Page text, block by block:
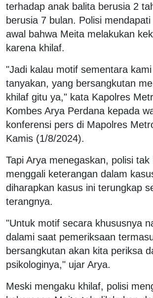
terhadap anak balita berusia 2
berusia 7 bulan. Polisi
awal bahwa Meita melakukan
karena khilaf.
"Jadi kalau motif sementara
tanyakan, yang bersangkutan
khilaf gitu ya," kata Kapolres
Kombes Arya Perdana kepada
konferensi pers di Mapolres
Kamis (1/8/2024).
Tapi Arya menegaskan, polisi tak
menggali keterangan dalam
diharapkan kasus ini terungkap
terangnya.
"Untuk motif secara khususnya
dalami saat pemeriksaan
bersangkutan akan kita periksa
psikologinya," ujar Arya.
Meski mengaku khilaf, polisi